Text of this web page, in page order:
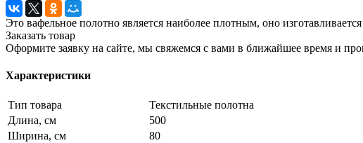
Это вафельное полотно является наиболее плотным, оно
Заказать товар
Оформите заявку на сайте, мы свяжемся с вами в ближайшее время и
Характеристики
Тип товара
Текстильные полотна
Длина, см
500
Ширина, см
80